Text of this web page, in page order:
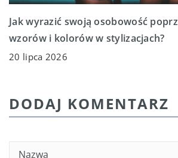
Jak wyrazić swoją osobowość
wzorów i kolorów w stylizacjach?
20 lipca 2026
DODAJ KOMENTARZ